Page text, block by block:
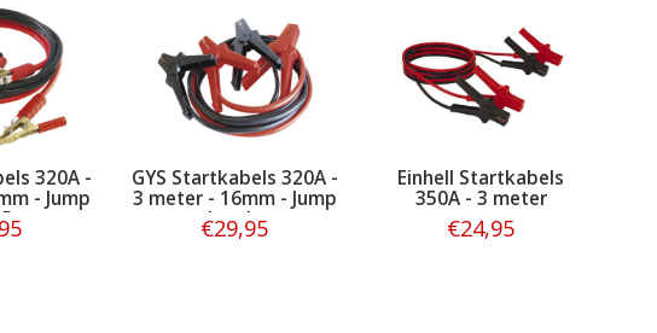
320A -
- Jump
GYS Startkabels 320A -
3 meter - 16mm - Jump
Leads
€29,95
Einhell Startkabels
350A - 3 meter
€24,95